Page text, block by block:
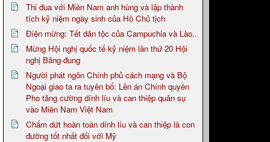
Thi đua với Miền Nam anh hùng và lập thành
tích kỷ niệm ngày sinh của Hồ Chủ tịch
Điện mừng: Tết dân tộc của Campuchia và Lào..
Mừng Hội nghị quốc tế kỷ niệm lần thứ 20 Hội
nghị Băng-đung
Người phát ngôn Chính phủ cách mạng và Bộ
Ngoại giao ta ra tuyên bố: Lên án Chính quyền
Pho tăng cường dính líu và can thiệp quân sụ
vào Miền Nam Việt Nam
Chấm dứt hoàn toàn dính líu và can thiệp là con
đường tốt nhất đối với Mỹ